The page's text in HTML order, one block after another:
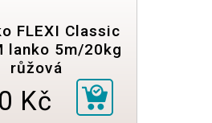
FLEXI Classic
lanko 5m/20kg
růžová
Kč